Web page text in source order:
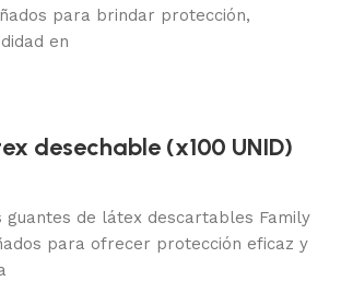
para brindar protección,
en
desechable (x100 UNID)
guantes de látex descartables Family
para ofrecer protección eficaz y